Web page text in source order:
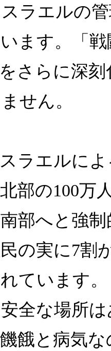
ラエルの
ます。「
さらに深
せん。
ラエルによ
部の100万
部へと強
の実に7割
ています
全な場所
餓と病気